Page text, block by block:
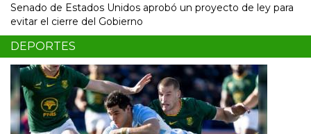
Senado de Estados Unidos aprobó un proyecto de ley para
evitar el cierre del Gobierno
DEPORTES